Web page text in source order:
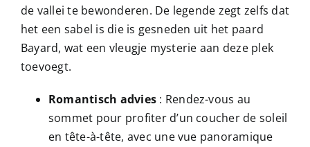
de vallei te bewonderen. De legende zegt zelfs dat
het een sabel is die is gesneden uit het paard
Bayard, wat een vleugje mysterie aan deze plek
toevoegt.
Romantisch advies : Rendez-vous au
sommet pour profiter d’un coucher de soleil
en tête-à-tête, avec une vue panoramique